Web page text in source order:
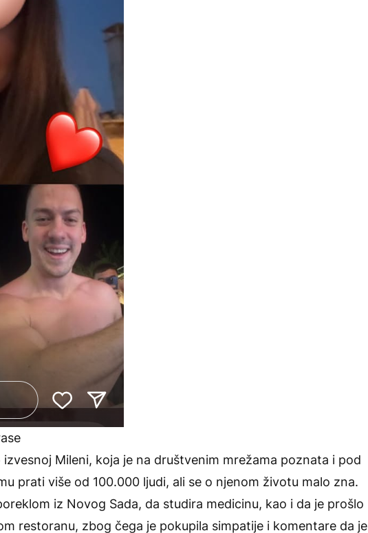
Mileni, koja je na društvenim mrežama poznata i pod
prati više od 100.000 ljudi, ali se o njenom životu malo zna.
iz Novog Sada, da studira medicinu, kao i da je prošlo
restoranu, zbog čega je pokupila simpatije i komentare da je